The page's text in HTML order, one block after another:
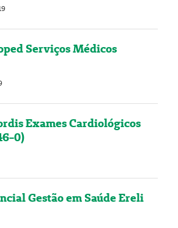
Serviços Médicos
Exames Cardiológicos
0)
Gestão em Saúde Ereli